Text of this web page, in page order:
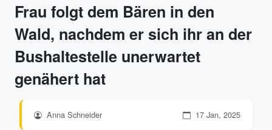
Frau folgt dem Bären in den
Wald, nachdem er sich ihr an der
Bushaltestelle unerwartet
genähert hat
Anna Schneider 17 Jan, 2025